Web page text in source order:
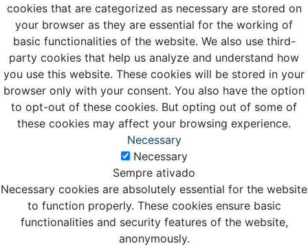
cookies that are categorized as necessary are stored on
your browser as they are essential for the working of
basic functionalities of the website. We also use third-
party cookies that help us analyze and understand how
you use this website. These cookies will be stored in your
browser only with your consent. You also have the option
to opt-out of these cookies. But opting out of some of
these cookies may affect your browsing experience.
Necessary
Necessary
Sempre ativado
Necessary cookies are absolutely essential for the website
to function properly. These cookies ensure basic
functionalities and security features of the website,
anonymously.